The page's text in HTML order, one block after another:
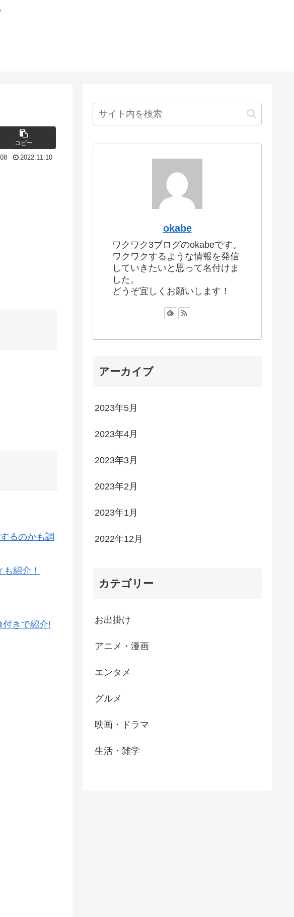
コピー
2022.11.10
るのかも調
紹介！
きで紹介!
okabe
ワクワク3ブログのokabeです。
ワクワクするような情報を発信
していきたいと思って名付けま
した。
どうぞ宜しくお願いします！
アーカイブ
2023年5月
2023年4月
2023年3月
2023年2月
2023年1月
2022年12月
カテゴリー
お出掛け
アニメ・漫画
エンタメ
グルメ
映画・ドラマ
生活・雑学